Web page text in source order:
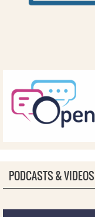
PODCASTS & VIDEOS